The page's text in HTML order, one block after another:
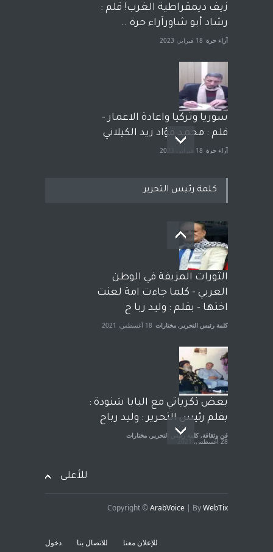
زيف ديمقراطية الغرب! قلم :
رشاد أبو شاورآراء حرة ..
آراء حرة 18 فبراير، 2023
سوريا وتركيا واعادة الاعمار -
قلم : محمد فؤاد زيد الكيلاني
آراء حرة 18 فبراير، 2023
بعد معارك قضائية طاحنة كتب
وترافع فيها بنفسه مرة اخرى..
الشيخ طارق يوسف يقهر
الحكومة الأمريكية ، فأعطوه
الجنسية عن يد وهم صاغرون،
آراء حرة مختارات 7 أبريل، 2023
كلمة رئيس التحرير
الثورات المزيفة في الوطن
العربي - كلما جاءت امة لعنت
اختها - بقلم : وليد ربا ح
كلمة رئيس التحرير , مختارات 18 أغسطس، 2021
بعض ذكرياتي مع البابا شنودة :
بقلم رئيس التحرير : وليد رباح
فن وثقافة, كلمة رئيس التحرير , مختارات
28 أغسطس، 2021
للأعلى
Copyright ©ArabVoice | ByWebTix
للإعلان معنا للاتصال بنا دخول